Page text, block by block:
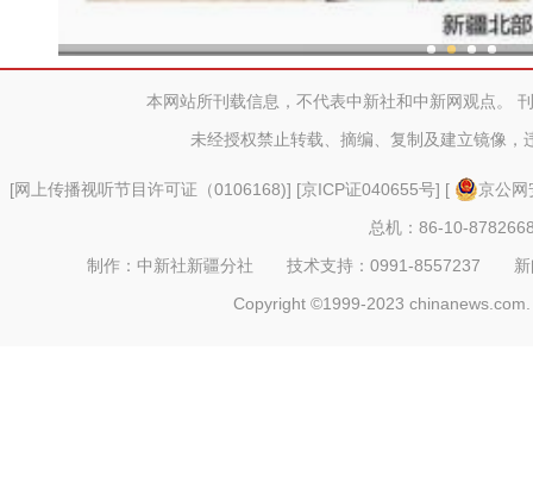
本网站所刊载信息，不代表中新社和中新网观点。
未经授权禁止转载、摘编、复制及建立镜像，
[网上传播视听节目许可证（0106168)] [京ICP证040655号] [
京公
总机：86-10-
制作：中新社新疆分社 技术支持：0991-8557237
Copyright ©1999-2023